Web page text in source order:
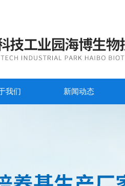
我们 新闻动态